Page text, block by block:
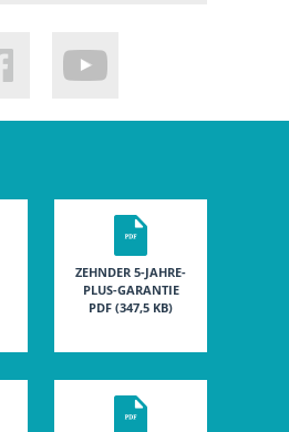
ZEHNDER 5-JAHRE-
PLUS-GARANTIE
PDF (347,5 KB)